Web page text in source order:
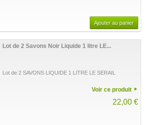
Ajouter au panier
Lot de 2 Savons Noir Liquide 1 litre LE...
Lot de 2 SAVONS LIQUIDE 1 LITRE LE SERAIL
Voir ce produit
22,00 €